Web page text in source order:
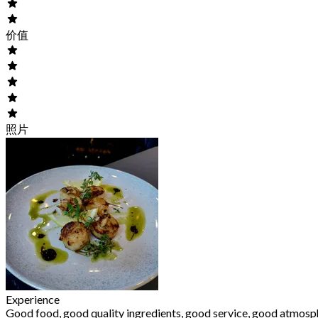
价值
照片
Experience
Good food, good quality ingredients, good service, good